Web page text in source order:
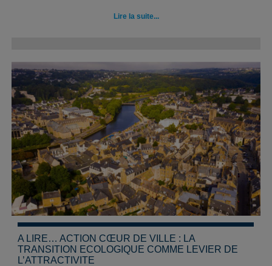
Lire la suite...
A LIRE… ACTION CŒUR DE VILLE : LA
TRANSITION ECOLOGIQUE COMME LEVIER DE
L’ATTRACTIVITE